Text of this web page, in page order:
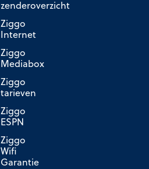
zenderoverzicht
Ziggo
Internet
Ziggo
Mediabox
Ziggo
tarieven
Ziggo
ESPN
Ziggo
Wifi
Garantie